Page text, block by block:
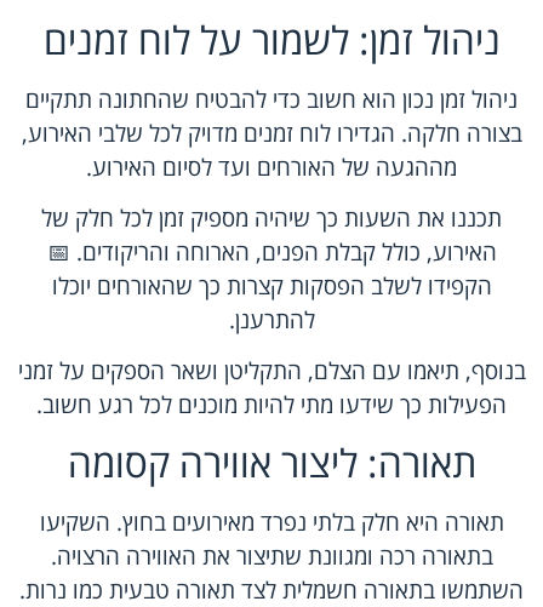
ניהול זמן: לשמור על לוח זמנים
ניהול זמן נכון הוא חשוב כדי להבטיח שהחתונה תתקיים
בצורה חלקה. הגדירו לוח זמנים מדויק לכל שלבי האירוע,
מההגעה של האורחים ועד לסיום האירוע.
תכננו את השעות כך שיהיה מספיק זמן לכל חלק של
האירוע, כולל קבלת הפנים, הארוחה והריקודים. 📅
הקפידו לשלב הפסקות קצרות כך שהאורחים יוכלו
להתרענן.
בנוסף, תיאמו עם הצלם, התקליטן ושאר הספקים על זמני
הפעילות כך שידעו מתי להיות מוכנים לכל רגע חשוב.
תאורה: ליצור אווירה קסומה
תאורה היא חלק בלתי נפרד מאירועים בחוץ. השקיעו
בתאורה רכה ומגוונת שתיצור את האווירה הרצויה.
השתמשו בתאורה חשמלית לצד תאורה טבעית כמו נרות.